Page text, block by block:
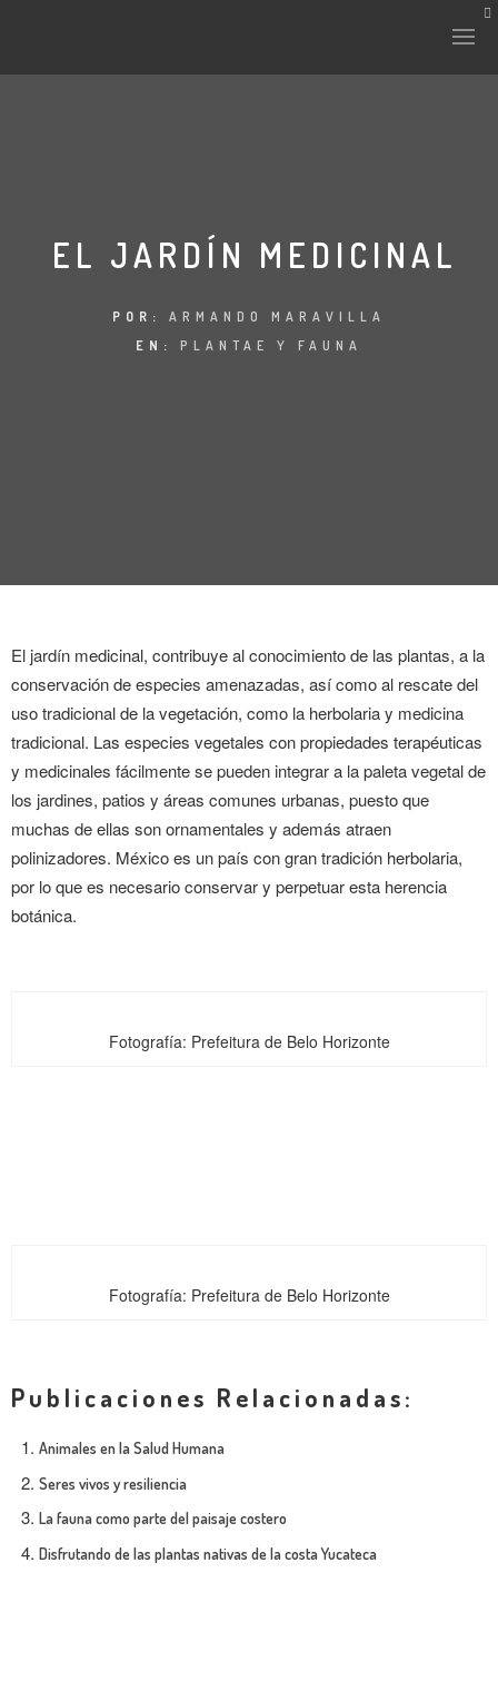
INTERVENCIONES
PLANTAE Y FAUNA
EVENTOS
LANDUUM
COLABORADORES
EL JARDÍN MEDICINAL
POR: ARMANDO MARAVILLA
EN: PLANTAE Y FAUNA
El jardín medicinal, contribuye al conocimiento de las plantas, a la
conservación de especies amenazadas, así como al rescate del
uso tradicional de la vegetación, como la herbolaria y medicina
tradicional. Las especies vegetales con propiedades terapéuticas
y medicinales fácilmente se pueden integrar a la paleta vegetal de
los jardines, patios y áreas comunes urbanas, puesto que
muchas de ellas son ornamentales y además atraen
polinizadores. México es un país con gran tradición herbolaria,
por lo que es necesario conservar y perpetuar esta herencia
botánica.
Fotografía: Prefeitura de Belo Horizonte
Fotografía: Prefeitura de Belo Horizonte
Publicaciones Relacionadas:
Animales en la Salud Humana
Seres vivos y resiliencia
La fauna como parte del paisaje costero
Disfrutando de las plantas nativas de la costa Yucateca